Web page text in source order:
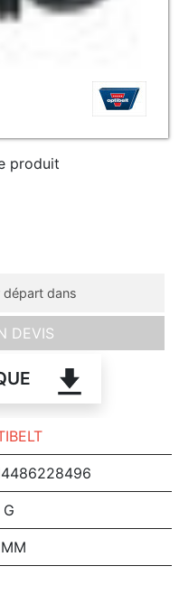
produit
départ dans
DEVIS